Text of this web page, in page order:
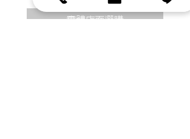
實體店面選購
價格